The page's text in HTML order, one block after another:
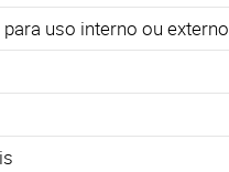
uso interno ou externo